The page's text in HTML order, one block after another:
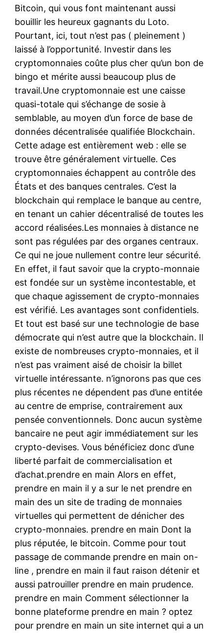
Bitcoin, qui vous font maintenant aussi
bouillir les heureux gagnants du Loto.
Pourtant, ici, tout n’est pas ( pleinement )
laissé à l’opportunité. Investir dans les
cryptomonnaies coûte plus cher qu’un bon de
bingo et mérite aussi beaucoup plus de
travail.Une cryptomonnaie est une caisse
quasi-totale qui s’échange de sosie à
semblable, au moyen d’un force de base de
données décentralisée qualifiée Blockchain.
Cette adage est entièrement web : elle se
trouve être généralement virtuelle. Ces
cryptomonnaies échappent au contrôle des
États et des banques centrales. C’est la
blockchain qui remplace le banque au centre,
en tenant un cahier décentralisé de toutes les
accord réalisées.Les monnaies à distance ne
sont pas régulées par des organes centraux.
Ce qui ne joue nullement contre leur sécurité.
En effet, il faut savoir que la crypto-monnaie
est fondée sur un système incontestable, et
que chaque agissement de crypto-monnaies
est vérifié. Les avantages sont confidentiels.
Et tout est basé sur une technologie de base
démocrate qui n’est autre que la blockchain. Il
existe de nombreuses crypto-monnaies, et il
n’est pas vraiment aisé de choisir la billet
virtuelle intéressante. n’ignorons pas que ces
plus récentes ne dépendent pas d’une entitée
au centre de emprise, contrairement aux
pensée conventionnels. Donc aucun système
bancaire ne peut agir immédiatement sur les
crypto-devises. Vous bénéficiez donc d’une
liberté parfait de commercialisation et
d’achat.prendre en main Alors en effet,
prendre en main il y a sur le net prendre en
main des un site de trading de monnaies
virtuelles qui permettent de dénicher des
crypto-monnaies. prendre en main Dont la
plus réputée, le bitcoin. Comme pour tout
passage de commande prendre en main on-
line , prendre en main il faut raison détenir et
aussi patrouiller prendre en main prudence.
prendre en main Comment sélectionner la
bonne plateforme prendre en main ? optez
pour prendre en main un site internet qui a un